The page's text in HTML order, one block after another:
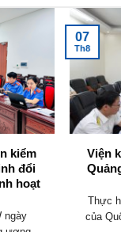
kiểm
đổi
hoạt
ngày
Viện
Thực
của
07
Th8